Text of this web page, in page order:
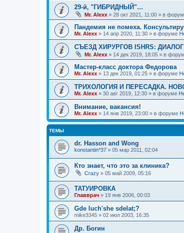
29-й, "ГИБРИДНЫЙ"…
Mr. Alexx » 28 окт 2021, 11:00 » в
Пандемия не помеха.
Mr. Alexx » 14 апр 2020, 11:30 » в форуме
СЪЕЗД ХИРУРГОВ ISHRS:
Mr. Alexx » 14 дек 2019, 18:05 » в
Мастер-класс доктора Федорова
Mr. Alexx » 13 дек 2019, 01:25 » в форуме
ТРИХОЛОГИЯ И ПЕРЕСАДКА.
Mr. Alexx » 30 авг 2019, 12:30 » в форуме
Внимание, вакансия!
Mr. Alexx » 14 янв 2019, 23:00 » в форуме
ТЕМЫ
dr. Hasson and Wong
konstantin*37 » 05 мар 2011, 02:04
Кто знает, что это за клиника?
Crazy » 05 май 2009, 05:16
ТАТУИРОВКА
Главврач » 19 янв 2006, 00:03
Gde luch'she sdelat;?
mike3345 » 02 июл 2003, 16:35
Др. Богин